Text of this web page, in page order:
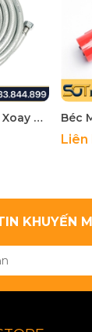
Dây Cấp Nước Tán Xoay Ren Trong 21 Kèm Đầu Phun Điều Chỉnh – Rửa Xe và Tưới Cây
Liên
KHUYẾN